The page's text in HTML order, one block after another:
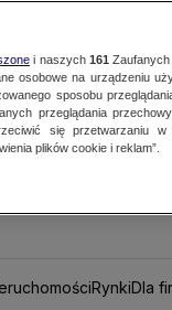
RynkiDla
i naszych 161
osobowe na urządzeniu
sposobu
przeglądania
się przetwarzaniu
plików cookie i reklam”.